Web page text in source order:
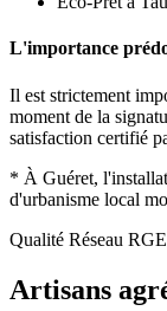
L'importance
Il est strictement
moment de la
satisfaction certifié
* À Guéret,
d'urbanisme local
Qualité Réseau RGE
Artisans